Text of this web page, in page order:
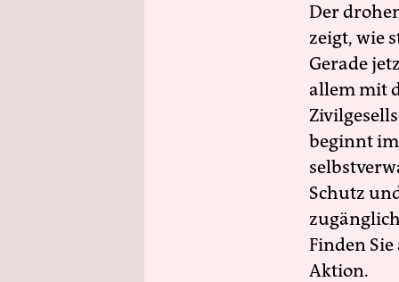
Der
zeigt, wie
Gerade
allem mit
beginnt
Schutz
Finden
Aktion.